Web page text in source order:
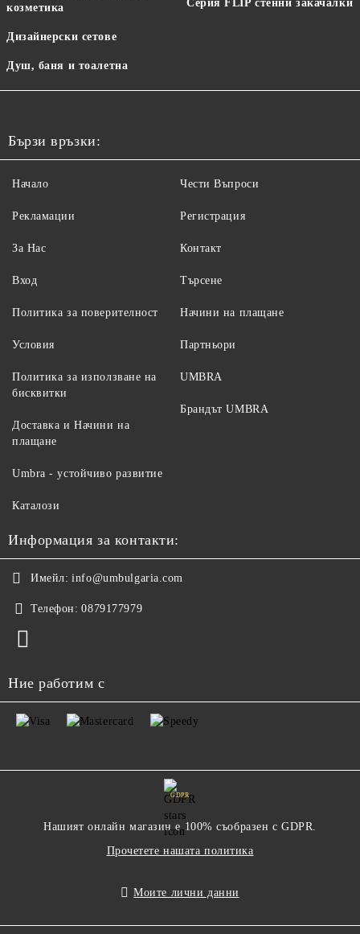
козметика
Дизайнерски сетове
Душ, баня и тоалетна
Серия FLIP стенни закачалки
Бързи връзки:
Начало
Рекламации
За Нас
Вход
Чести Въпроси
Регистрация
Контакт
Търсене
Политика за поверителност
Условия
Политика за използване на
бисквитки
Доставка и Начини на
плащане
Начини на плащане
Партньори
UMBRA
Брандът UMBRA
Umbra - устойчиво развитие
Каталози
Информация за контакти:
Имейл: info@umbulgaria.com
Телефон: 0879177979
Ние работим с
GDPR
Нашият онлайн магазин е 100% съобразен с GDPR.
Прочетете нашата политика
Моите лични данни